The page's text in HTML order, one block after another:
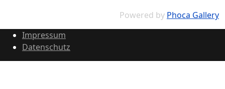
Powered by Phoca Gallery
Impressum
Datenschutz